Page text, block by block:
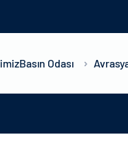
Basın Odası